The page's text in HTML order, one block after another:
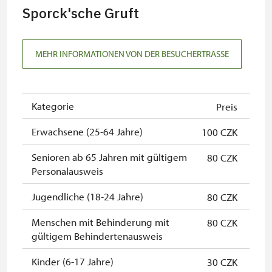
Gruppe von mind. 15 Personen)
NPÚ-Karte
wird nicht gewährt
Mitglieder von ICOMOS mitwird nicht gewährt
Mitarbeiterausweis mit QR-Code
des Kulturministeriums der
Tschechischen Republik (MK ČR) *
wird nicht gewährt
Inhaber der freien Eintrittskartewird nicht gewährt
Inhaber der freien einmaligen
Eintrittskarte
wird nicht gewährt
"Náš člověk"-Karte*
wird nicht gewährt
Jahresabonnement (Dauerkarte)
des NPÚ*
wird nicht gewährt
Sporck'sche Gruft
MEHR INFORMATIONEN VON DER BESUCHERTRASSE
Kategorie
Preis
Erwachsene (25-64 Jahre)
100 CZK
Senioren ab 65 Jahren mit gültigem
Personalausweis
80 CZK
Jugendliche (18-24 Jahre)
80 CZK
Menschen mit Behinderung mit
gültigem Behindertenausweis
80 CZK
Kinder (6-17 Jahre)
30 CZK